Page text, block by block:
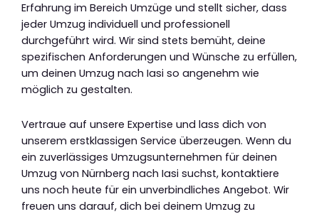
Erfahrung im Bereich Umzüge und stellt sicher, dass
jeder Umzug individuell und professionell
durchgeführt wird. Wir sind stets bemüht, deine
spezifischen Anforderungen und Wünsche zu erfüllen,
um deinen Umzug nach Iasi so angenehm wie
möglich zu gestalten.
Vertraue auf unsere Expertise und lass dich von
unserem erstklassigen Service überzeugen. Wenn du
ein zuverlässiges Umzugsunternehmen für deinen
Umzug von Nürnberg nach Iasi suchst, kontaktiere
uns noch heute für ein unverbindliches Angebot. Wir
freuen uns darauf, dich bei deinem Umzug zu